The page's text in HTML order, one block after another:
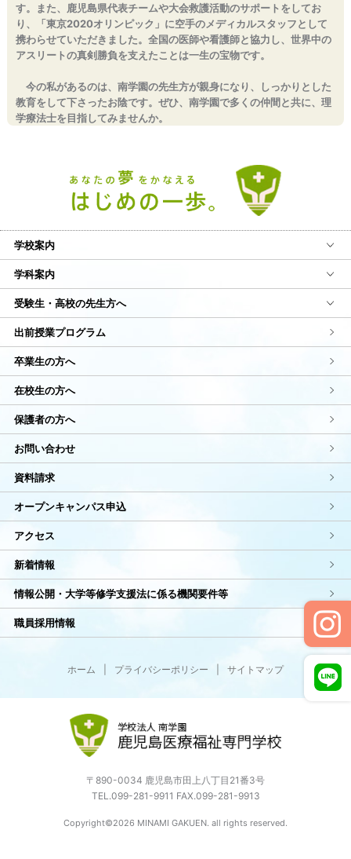
す。また、鹿児島県代表チームや大会救護活動のサポートをしてお
り、「東京2020オリンピック」に空手のメディカルスタッフとして
携わらせていただきました。全国の医師や看護師と協力し、世界中の
アスリートの真剣勝負を支えたことは一生の宝物です。
今の私があるのは、南学園の先生方が親身になり、しっかりとした
教育をして下さったお陰です。ぜひ、南学園で多くの仲間と共に、理
学療法士を目指してみませんか。
学校案内
学科案内
受験生・高校の先生方へ
出前授業プログラム
卒業生の方へ
在校生の方へ
保護者の方へ
お問い合わせ
資料請求
オープンキャンパス申込
アクセス
新着情報
情報公開・大学等修学支援法に係る機関要件等
職員採用情報
ホーム プライバシーポリシー サイトマップ
〒890-0034 鹿児島市田上八丁目21番3号
TEL.099-281-9911 FAX.099-281-9913
Copyright©2026 MINAMI GAKUEN. all rights reserved.